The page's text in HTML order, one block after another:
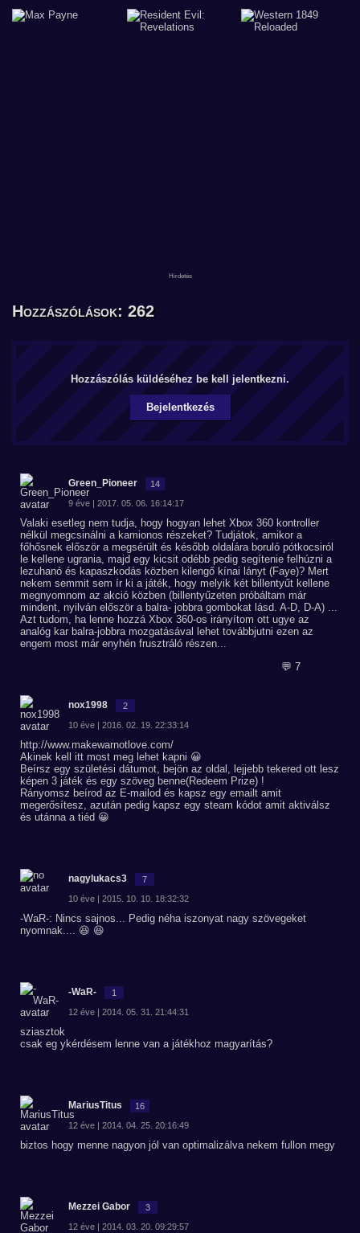
Hozzászólások: 262
Hozzászólás küldéséhez be kell jelentkezni.
Bejelentkezés
Green_Pioneer 14
9 éve | 2017. 05. 06. 16:14:17
Valaki esetleg nem tudja, hogy hogyan lehet Xbox 360 kontroller
nélkül megcsinálni a kamionos részeket? Tudjátok, amikor a
főhősnek először a megsérült és később oldalára boruló pótkocsiról
le kellene ugrania, majd egy kicsit odébb pedig segítenie felhúzni a
lezuhanó és kapaszkodás közben kilengő kínai lányt (Faye)? Mert
nekem semmit sem ír ki a játék, hogy melyik két billentyűt kellene
megnyomnom az akció közben (billentyűzeten próbáltam már
mindent, nyilván először a balra- jobbra gombokat lásd. A-D, D-A) ...
Azt tudom, ha lenne hozzá Xbox 360-os irányítom ott ugye az
analóg kar balra-jobbra mozgatásával lehet továbbjutni ezen az
engem most már enyhén frusztráló részen...
💬 7
nox1998 2
10 éve | 2016. 02. 19. 22:33:14
http://www.makewarnotlove.com/
Akinek kell itt most meg lehet kapni 😀
Beírsz egy születési dátumot, bejön az oldal, lejjebb tekered ott lesz
képen 3 játék és egy szöveg benne(Redeem Prize) !
Rányomsz beírod az E-mailod és kapsz egy emailt amit
megerősítesz, azután pedig kapsz egy steam kódot amit aktiválsz
és utánna a tiéd 😀
nagylukacs3 7
10 éve | 2015. 10. 10. 18:32:32
-WaR-: Nincs sajnos... Pedig néha iszonyat nagy szövegeket
nyomnak.... 😆 😆
-WaR- 1
12 éve | 2014. 05. 31. 21:44:31
sziasztok
csak eg ykérdésem lenne van a játékhoz magyarítás?
MariusTitus 16
12 éve | 2014. 04. 25. 20:16:49
biztos hogy menne nagyon jól van optimalizálva nekem fullon megy
Mezzei Gabor 3
12 éve | 2014. 03. 20. 09:29:57